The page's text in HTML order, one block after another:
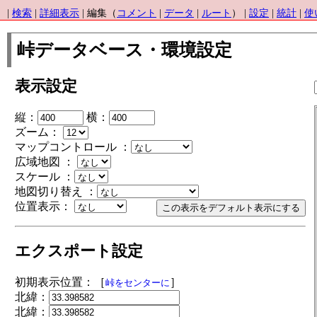
検索 詳細表示 | 編集（ コメント データ ルート ） | 設定 統計 使
峠データベース・環境設定
表示設定
縦：
横：
ズーム：
マップコントロール ：
広域地図 ：
スケール ：
地図切り替え ：
位置表示：
エクスポート設定
初期表示位置：［峠をセンターに ］
北緯：
北緯：